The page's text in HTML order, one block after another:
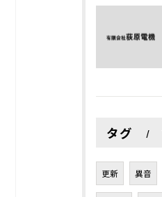
タグ
更新 異音